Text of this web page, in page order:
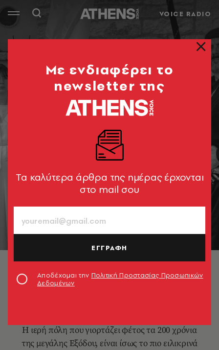
VOICE RADIO
© Νίκος Αλιάγας
Η ιερή πόλη που γιορτάζει φέτος τα 200 χρόνια
της μεγάλης Εξόδου, είναι ίσως το πιο ειλικρινά
Mε ενδιαφέρει το
newsletter της
Tα καλύτερα άρθρα της ημέρας έρχονται
στο mail σου
ΕΓΓΡΑΦΗ
Αποδέχομαι την Πολιτική Προστασίας Προσωπικών
Δεδομένων